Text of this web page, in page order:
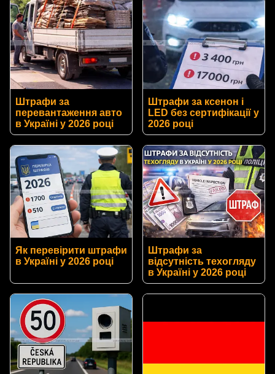
Штрафи за
перевантаження авто
в Україні у 2026 році
Штрафи за ксенон і
LED без сертифікації у
2026 році
Як перевірити штрафи
в Україні у 2026 році
Штрафи за
відсутність техогляду
в Україні у 2026 році